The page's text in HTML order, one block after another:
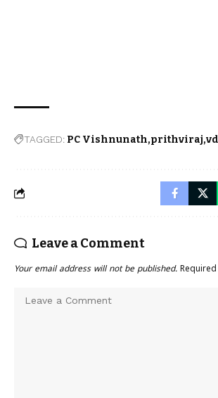
TAGGED: PC Vishnunath prithviraj
Leave a Comment
Your email address will not be published.